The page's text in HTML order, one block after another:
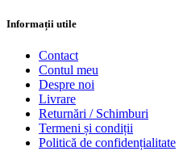
Informații utile
Contact
Contul meu
Despre noi
Livrare
Returnări / Schimburi
Termeni și condiții
Politică de confidențialitate